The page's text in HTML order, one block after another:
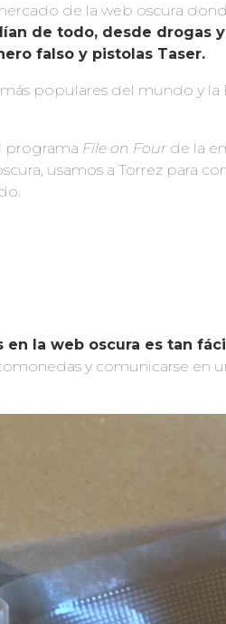
de la web oscura
de todo, desde drogas
falso y pistolas Taser.
más populares del mundo y la
programa File on Four de la
usamos a Torrez para
la web oscura es tan
y comunicarse en